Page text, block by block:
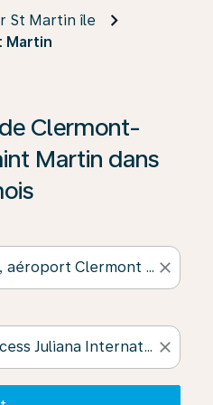
St Martin île
Martin
Clermont-
Martin dans
close
close
cliquez sur «